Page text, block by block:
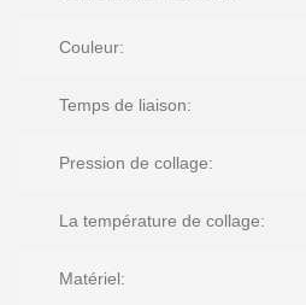
Couleur:
Temps de liaison:
Pression de collage:
La température de collage:
Matériel: